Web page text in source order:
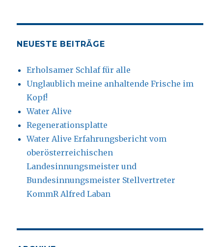
NEUESTE BEITRÄGE
Erholsamer Schlaf für alle
Unglaublich meine anhaltende Frische im
Kopf!
Water Alive
Regenerationsplatte
Water Alive Erfahrungsbericht vom
oberösterreichischen
Landesinnungsmeister und
Bundesinnungsmeister Stellvertreter
KommR Alfred Laban